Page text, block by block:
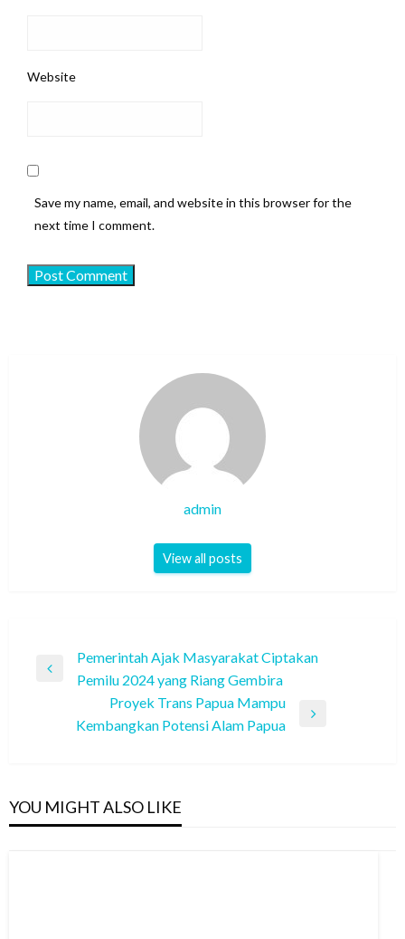
Website
Save my name, email, and website in this browser for the
next time I comment.
admin
View all posts
navigation
Previous
Pemerintah Ajak Masyarakat Ciptakan
Pemilu 2024 yang Riang Gembira
Proyek Trans Papua Mampu
Kembangkan Potensi Alam Papua
YOU MIGHT ALSO LIKE